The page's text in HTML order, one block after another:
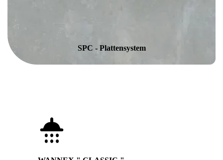
SPC - Plattensystem